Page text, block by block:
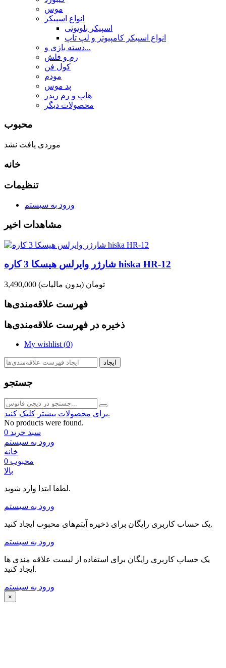
موس
انواع اسپیکر
اسپیکر بلوتوثی
انواع اسپیکر کامپیوتر و لپ تاپ
دسته بازی و...
رم و فلش
کول فن
مودم
پد موس
هاب و رم ریدر
محصولات دیگر
محبوب
موردی یافت نشد
خانه
تنظیمات
ورود به سیستم
مشاهدات اخیر
شارژر وایرلس هیسکا 3 کاره hiska HR-12
3,490,000 تومان (بدون مالیات)
فهرست علاقه‌مندی‌ها
ذخیره در فهرست علاقه‌مندی‌ها
My wishlist (0)
ایجاد
جستجو
برای محصولات بیشتر کلیک کنید.
No products were found.
سبد خرید 0
ورود به سیستم
خانه
محبوب 0
بالا
لطفا ابتدا وارد شوید.
ورود به سیستم
یک حساب کاربری رایگان برای ذخیره آیتم‌های محبوب ایجاد کنید.
ورود به سیستم
یک حساب کاربری رایگان برای استفاده از لیست علاقه مندی ها
ایجاد کنید.
ورود به سیستم
×